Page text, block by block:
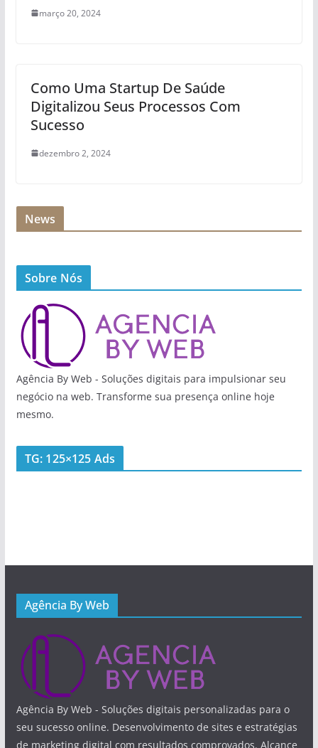
março 20, 2024
Como Uma Startup De Saúde
Digitalizou Seus Processos Com
Sucesso
dezembro 2, 2024
News
Sobre Nós
Agência By Web - Soluções digitais para impulsionar seu
negócio na web. Transforme sua presença online hoje
mesmo.
TG: 125×125 Ads
Agência By Web
Agência By Web - Soluções digitais personalizadas para o
seu sucesso online. Desenvolvimento de sites e estratégias
de marketing digital com resultados comprovados. Alcance